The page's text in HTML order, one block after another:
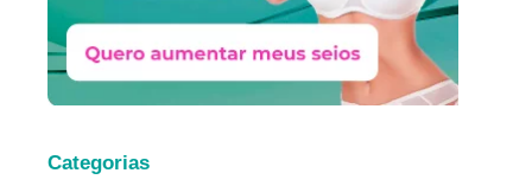
Categorias